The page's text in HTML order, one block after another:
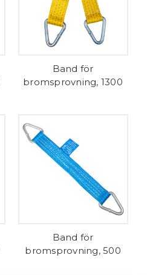
Band för
bromsprovning, 1300
Band för
bromsprovning, 500